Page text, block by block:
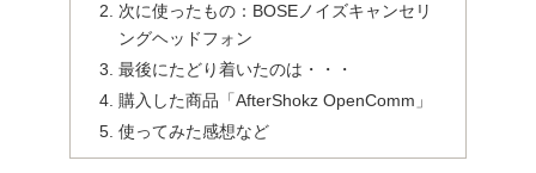
次に使ったもの：BOSEノイズキャンセリ
ングヘッドフォン
最後にたどり着いたのは・・・
購入した商品「AfterShokz OpenComm」
使ってみた感想など